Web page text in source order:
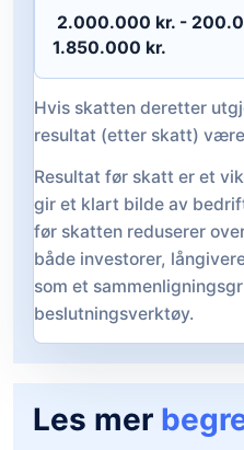
1.850.000 kr.
Hvis skatten deretter
resultat (etter skatt)
Resultat før skatt er et
gir et klart bilde av
før skatten reduserer
både investorer,
som et
beslutningsverktøy.
Les mer